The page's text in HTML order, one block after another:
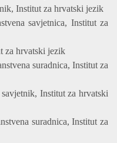
Institut za hrvatski jezik
savjetnica, Institut za
za hrvatski jezik
suradnica, Institut za
Institut za hrvatski
suradnica, Institut za